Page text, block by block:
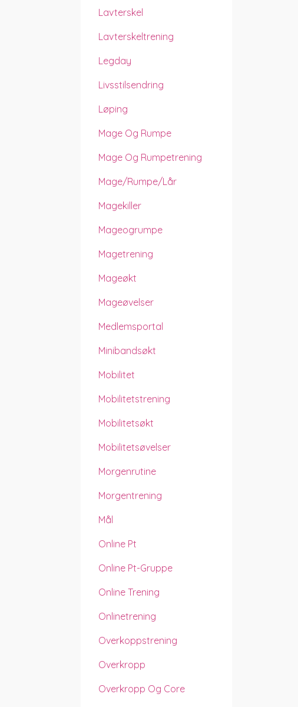
Lavterskel
Lavterskeltrening
Legday
Livsstilsendring
Løping
Mage Og Rumpe
Mage Og Rumpetrening
Mage/rumpe/lår
Magekiller
Mageogrumpe
Magetrening
Mageøkt
Mageøvelser
Medlemsportal
Minibandsøkt
Mobilitet
Mobilitetstrening
Mobilitetsøkt
Mobilitetsøvelser
Morgenrutine
Morgentrening
Mål
Online Pt
Online Pt-Gruppe
Online Trening
Onlinetrening
Overkoppstrening
Overkropp
Overkropp Og Core